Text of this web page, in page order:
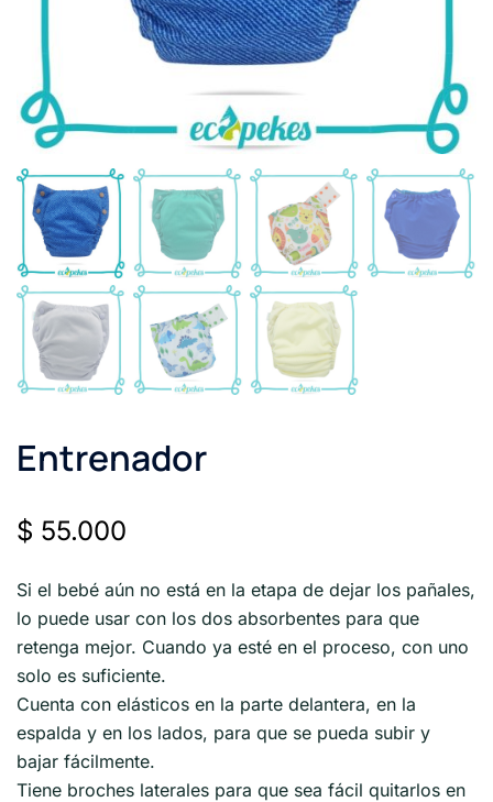
Entrenador
$ 55.000
Si el bebé aún no está en la etapa de dejar los pañales,
lo puede usar con los dos absorbentes para que
retenga mejor. Cuando ya esté en el proceso, con uno
solo es suficiente.
Cuenta con elásticos en la parte delantera, en la
espalda y en los lados, para que se pueda subir y
bajar fácilmente.
Tiene broches laterales para que sea fácil quitarlos en